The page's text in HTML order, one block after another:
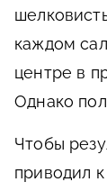
каждом
центре в
Однако
Чтобы
приводил